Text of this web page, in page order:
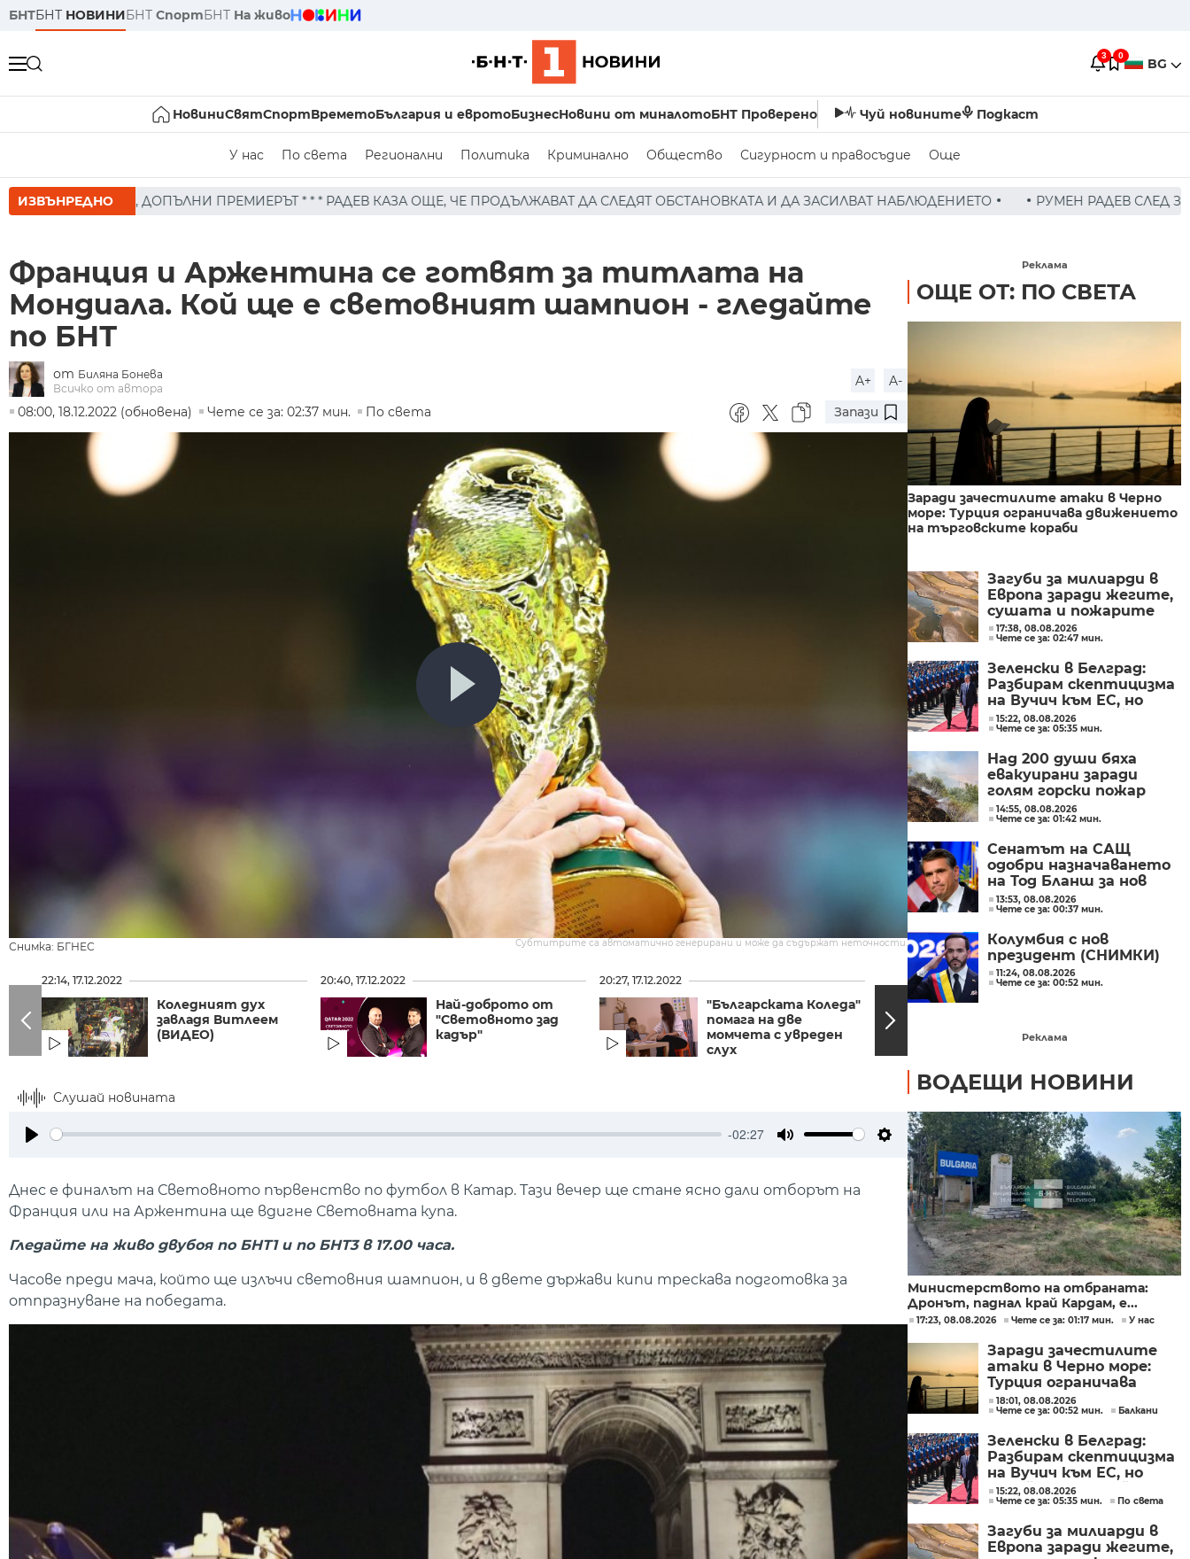
БНТБНТ НОВИНИБНТ СпортБНТ На живо
3 0 BG
НовиниСвятСпортВреметоБългария и евротоБизнесНовини от миналотоБНТ Проверено Чуй новините Подкаст
У нас По света Регионални Политика Криминално Общество Сигурност и правосъдие Още
ИЗВЪНРЕДНО* * * РАДЕВ КАЗА ОЩЕ, ЧЕ ПРОДЪЛЖАВАТ ДА СЛЕДЯТ ОБСТАНОВКАТА И ДА ЗАСИЛВАТ НАБЛЮДЕНИЕТО РУМЕН РАДЕВ СЛЕД ЗАСЕДАНИЕ НА СЪВЕТА ПО
Франция и Аржентина се готвят за титлата на
Мондиала. Кой ще е световният шампион - гледайте
по БНТ
от Биляна Бонева
Всичко от автора
A+
A-
08:00, 18.12.2022 (обновена)
Чете се за: 02:37 мин. По света Запази
Снимка: БГНЕС Субтитрите са автоматично генерирани и може да съдържат неточности.
22:14, 17.12.2022
Коледният дух
завладя Витлеем
(ВИДЕО)
20:40, 17.12.2022
Най-доброто от
"Световното зад
кадър"
20:27, 17.12.2022
"Българската Коледа"
помага на две
момчета с увреден
слух
20:09, 17.12.2022
Недоволство заради
Протест блокира
Слушай новината
-02:27
Settings
Днес е финалът на Световното първенство по футбол в Катар. Тази вечер ще стане ясно дали отборът на
Франция или на Аржентина ще вдигне Световната купа.
Гледайте на живо двубоя по БНТ1 и по БНТ3 в 17.00 часа.
Часове преди мача, който ще излъчи световния шампион, и в двете държави кипи трескава подготовка за
отпразнуване на победата.
Реклама
ОЩЕ ОТ: ПО СВЕТА
Заради зачестилите атаки в Черно
море: Турция ограничава движението
на търговските кораби
Загуби за милиарди в
Европа заради жегите,
сушата и пожарите
17:38, 08.08.2026
Чете се за: 02:47 мин.
Зеленски в Белград:
Разбирам скептицизма
на Вучич към ЕС, но
Украйна е във война и
няма време за
15:22, 08.08.2026
Чете се за: 05:35 мин.
Над 200 души бяха
евакуирани заради
голям горски пожар
край езерото Гарда в
Северна Италия
14:55, 08.08.2026
Чете се за: 01:42 мин.
Сенатът на САЩ
одобри назначаването
на Тод Бланш за нов
министър на
правосъдието и главен
прокурор
13:53, 08.08.2026
Чете се за: 00:37 мин.
Колумбия с нов
президент (СНИМКИ)
11:24, 08.08.2026
Чете се за: 00:52 мин.
Реклама
ВОДЕЩИ НОВИНИ
Министерството на отбраната:
Дронът, паднал край Кардам, е...
17:23, 08.08.2026 Чете се за: 01:17 мин. У нас
Заради зачестилите
атаки в Черно море:
Турция ограничава
движението на
търговските кораби
18:01, 08.08.2026
Чете се за: 00:52 мин.
Балкани
Зеленски в Белград:
Разбирам скептицизма
на Вучич към ЕС, но
Украйна е във война и
няма време за
скептицизъм
15:22, 08.08.2026
Чете се за: 05:35 мин.
По света
Загуби за милиарди в
Европа заради жегите,